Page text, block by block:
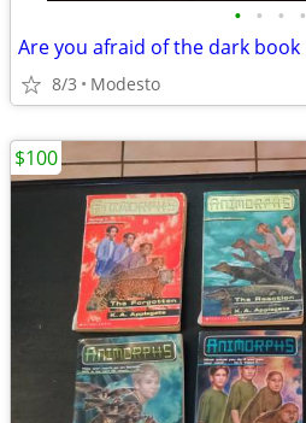
• • • •
Are you afraid of the dark book
8/3 Modesto
$100